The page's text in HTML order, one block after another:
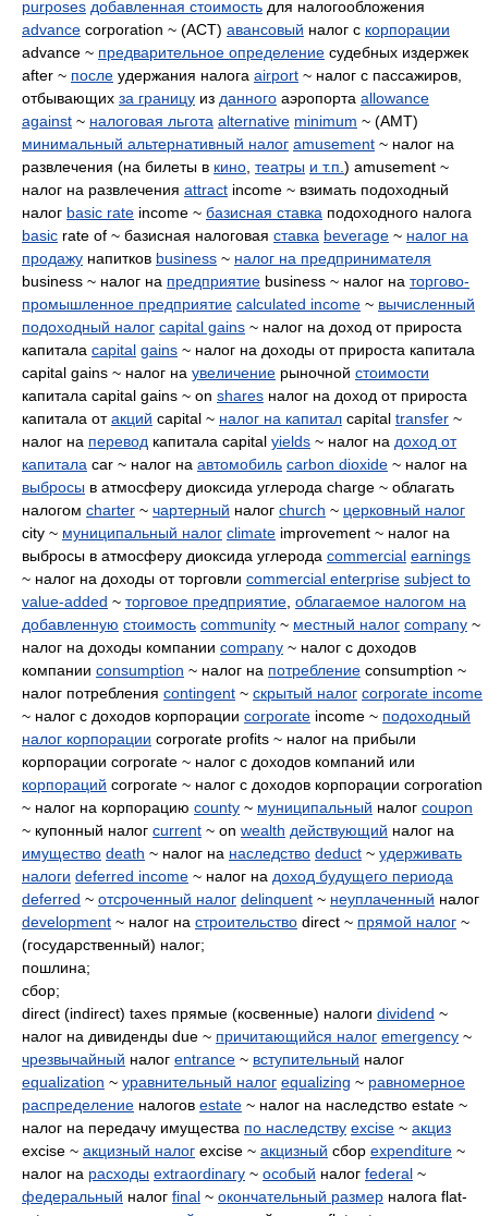
purposes добавленная стоимость для налогообложения
advance corporation ~ (ACT) авансовый налог с корпорации
advance ~ предварительное определение судебных издержек
after ~ после удержания налога airport ~ налог с пассажиров,
отбывающих за границу из данного аэропорта allowance
against ~ налоговая льгота alternative minimum ~ (AMT)
минимальный альтернативный налог amusement ~ налог на
развлечения (на билеты в кино театры и т.п. ) amusement ~
налог на развлечения attract income ~ взимать подоходный
налог basic rate income ~ базисная ставка подоходного налога
basic rate of ~ базисная налоговая ставка beverage ~ налог на
продажу напитков business ~ налог на предпринимателя
business ~ налог на предприятие business ~ налог на торгово-
промышленное предприятие calculated income ~ вычисленный
подоходный налог capital gains ~ налог на доход от прироста
капитала capital gains ~ налог на доходы от прироста капитала
capital gains ~ налог на увеличение рыночной стоимости
капитала capital gains ~ on shares налог на доход от прироста
капитала отакций capital ~ налог на капитал capital transfer ~
налог на перевод капитала capital yields ~ налог на доход от
капитала car ~ налог на автомобиль carbon dioxide ~ налог на
выбросы в атмосферу диоксида углерода charge ~ облагать
налогом charter ~ чартерный налог church ~ церковный налог
city ~ муниципальный налог climate improvement ~ налог на
выбросы в атмосферу диоксида углерода commercial earnings
~ налог на доходы от торговли commercial enterprise subject to
value-added ~ торговое предприятие облагаемое налогом на
добавленную стоимость community ~ местный налог company ~
налог на доходы компании company ~ налог с доходов
компании consumption ~ налог на потребление consumption ~
налог потребления contingent ~ скрытый налог corporate income
~ налог с доходов корпорации corporate income ~ подоходный
налог корпорации corporate profits ~ налог на прибыли
корпорации corporate ~ налог с доходов компаний или
корпораций corporate ~ налог с доходов корпорации corporation
~ налог на корпорацию county ~ муниципальный налог coupon
~ купонный налог current ~ on wealth действующий налог на
имущество death ~ налог на наследство deduct ~ удерживать
налоги deferred income ~ налог на доход будущего периода
deferred ~ отсроченный налог delinquent ~ неуплаченный налог
development ~ налог на строительство direct ~ прямой налог ~
(государственный) налог;
пошлина;
сбор;
direct (indirect) taxes прямые (косвенные) налоги dividend ~
налог на дивиденды due ~ причитающийся налог emergency ~
чрезвычайный налог entrance ~ вступительный налог
equalization ~ уравнительный налог equalizing ~ равномерное
распределение налогов estate ~ налог на наследство estate ~
налог на передачу имущества по наследству excise ~ акциз
excise ~ акцизный налог excise ~ акцизный сбор expenditure ~
налог на расходы extraordinary ~ особый налог federal ~
федеральный налог final ~ окончательный размер налога flat-